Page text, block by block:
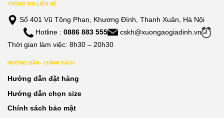
THÔNG TIN LIÊN HỆ
Số 401 Vũ Tông Phan, Khương Đình, Thanh Xuân, Hà Nội
Hotline : 0886 883 555
cskh@xuongaogiadinh.vn
Thời gian làm việc: 8h30 – 20h30
HƯỚNG DẪN– CHÍNH SÁCH
Hướng dẫn đặt hàng
Hướng dẫn chọn size
Chính sách bảo mật